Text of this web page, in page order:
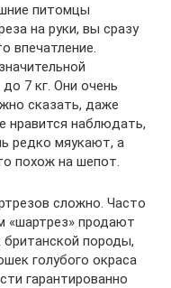
питомцы
на руки, вы сразу
впечатление.
7 кг. Они очень
сказать, даже
нравится наблюдать,
редко мяукают, а
похож на шепот.
сложно. Часто
«шартрез» продают
породы,
голубого окраса
гарантированно